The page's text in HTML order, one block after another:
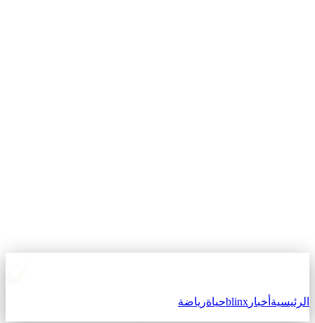
الرئيسية أخبار blinxحياةرياضة